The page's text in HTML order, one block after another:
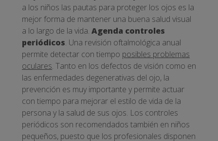
a los niños las pautas para proteger los ojos es la
mejor forma de mantener una buena salud visual
a lo largo de la vida. Agenda controles
periódicos. Una revisión oftalmológica anual
permite detectar con tiempo posibles problemas
oculares. Tanto en los defectos de visión como en
las enfermedades degenerativas del ojo, la
prevención es muy importante y permite actuar
con tiempo para mejorar el estilo de vida de la
persona y la salud de sus ojos. Los controles
periódicos son recomendados también en niños
pequeños, puesto que los profesionales disponen